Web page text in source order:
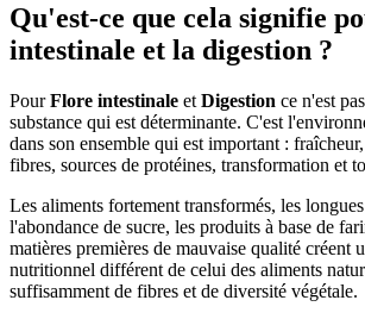
Qu'est-ce que cela signifie
intestinale et la digestion ?
PourFlore intestinale et Digestion ce n'est
substance qui est déterminante. C'est
dans son ensemble qui est important :
fibres, sources de protéines, transformation et
Les aliments fortement transformés, les
l'abondance de sucre, les produits à base de
matières premières de mauvaise qualité créent
nutritionnel différent de celui des aliments
suffisamment de fibres et de diversité végétale.